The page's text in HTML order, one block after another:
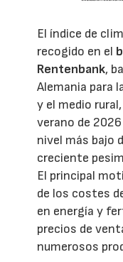
El índice de
recogido en el
Rentenbank,
Alemania para
y el medio
verano de
nivel más bajo
creciente
El principal
de los costes
en energía y
precios de
numerosos